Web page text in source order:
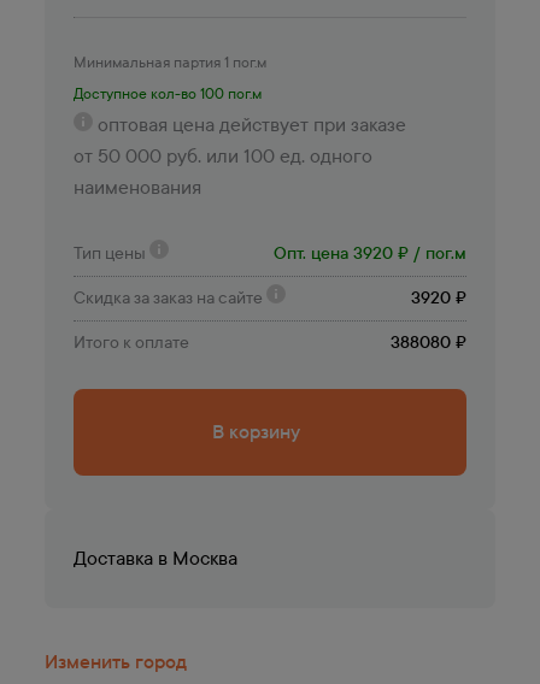
Минимальная партия 1 пог.м
Доступное кол-во 100 пог.м
оптовая цена действует при заказе
от 50 000 руб. или 100 ед. одного
наименования
Тип цены Опт. цена 3920 ₽ / пог.м
Скидка за заказ на сайте 3920 ₽
Итого к оплате 388080 ₽
В корзину
Доставка в Москва
Изменить город